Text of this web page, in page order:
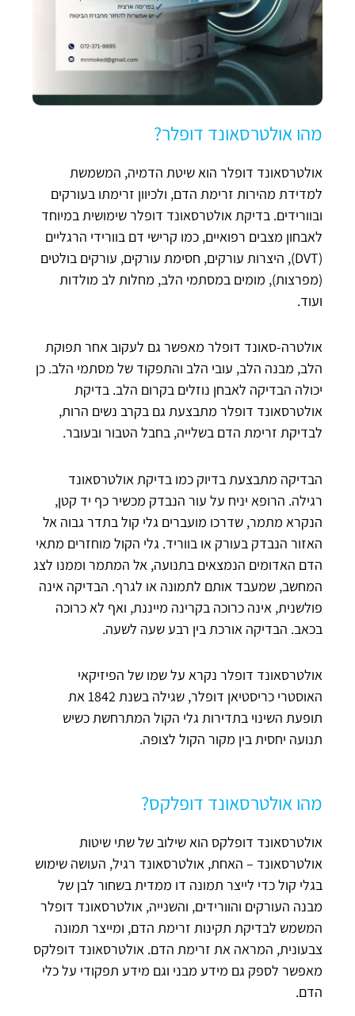
מהו אולטרסאונד דופלר?
אולטרסאונד דופלר הוא שיטת הדמיה, המשמשת
למדידת מהירות זרימת הדם, ולכיוון זרימתו בעורקים
ובוורידים. בדיקת אולטרסאונד דופלר שימושית במיוחד
לאבחון מצבים רפואיים, כמו קרישי דם בוורידי הרגליים
(DVT), היצרות עורקים, חסימת עורקים, עורקים בולטים
(מפרצות), מומים במסתמי הלב, מחלות לב מולדות
ועוד.
אולטרה-סאונד דופלר מאפשר גם לעקוב אחר תפוקת
הלב, מבנה הלב, עובי הלב והתפקוד של מסתמי הלב. כן
יכולה הבדיקה לאבחן נוזלים בקרום הלב. בדיקת
אולטרסאונד דופלר מתבצעת גם בקרב נשים הרות,
לבדיקת זרימת הדם בשלייה, בחבל הטבור ובעובר.
הבדיקה מתבצעת בדיוק כמו בדיקת אולטרסאונד
רגילה. הרופא יניח על עור הנבדק מכשיר כף יד קטן,
הנקרא מתמר, שדרכו מועברים גלי קול בתדר גבוה אל
האזור הנבדק בעורק או בווריד. גלי הקול מוחזרים מתאי
הדם האדומים הנמצאים בתנועה, אל המתמר וממנו לצג
המחשב, שמעבד אותם לתמונה או לגרף. הבדיקה אינה
פולשנית, אינה כרוכה בקרינה מייננת, ואף לא כרוכה
בכאב. הבדיקה אורכת בין רבע שעה לשעה.
אולטרסאונד דופלר נקרא על שמו של הפיזיקאי
האוסטרי כריסטיאן דופלר, שגילה בשנת 1842 את
תופעת השינוי בתדירות גלי הקול המתרחשת כשיש
תנועה יחסית בין מקור הקול לצופה.
מהו אולטרסאונד דופלקס?
אולטרסאונד דופלקס הוא שילוב של שתי שיטות
אולטרסאונד – האחת, אולטרסאונד רגיל, העושה שימוש
בגלי קול כדי לייצר תמונה דו ממדית בשחור לבן של
מבנה העורקים והוורידים, והשנייה, אולטרסאונד דופלר
המשמש לבדיקת תקינות זרימת הדם, ומייצר תמונה
צבעונית, המראה את זרימת הדם. אולטרסאונד דופלקס
מאפשר לספק גם מידע מבני וגם מידע תפקודי על כלי
הדם.